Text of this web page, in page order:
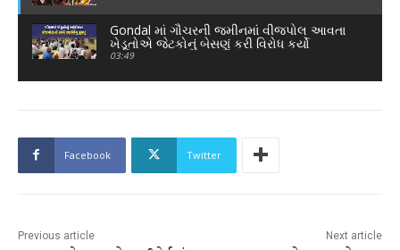
Gondal માં ગૌચરની જમીનમાં વીજપોલ આવતા
ખેડૂતોએ જેટકોનું બેસણું કરી વિરોધ કર્યો
03:49
Facebook Twitter
Previous article Next article